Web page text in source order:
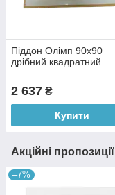
Піддон Олімп 90х90
дрібний квадратний
2 637 ₴
Купити
Акційні
–7%